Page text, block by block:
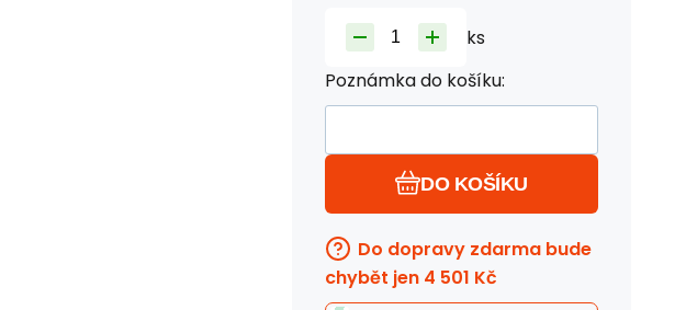
ks
Poznámka do košíku:
DO KOŠÍKU
Do dopravy zdarma bude
chybět jen 4 501 Kč